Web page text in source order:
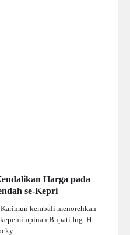
Harga pada
se-Kepri
kembali menorehkan
Bupati Ing. H.